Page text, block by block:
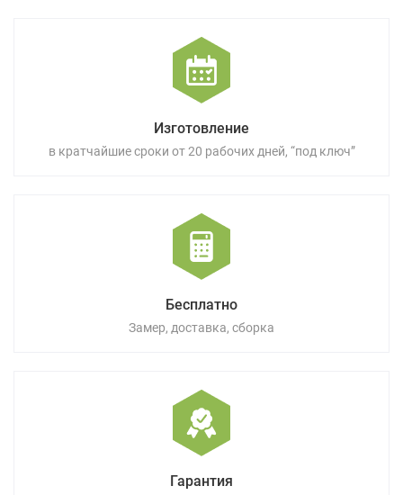
Изготовление
в кратчайшие сроки от 20 рабочих дней, “под ключ”
Бесплатно
Замер, доставка, сборка
Гарантия